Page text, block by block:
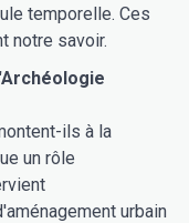
temporelle. Ces
notre savoir.
ils à la
un rôle
urbain